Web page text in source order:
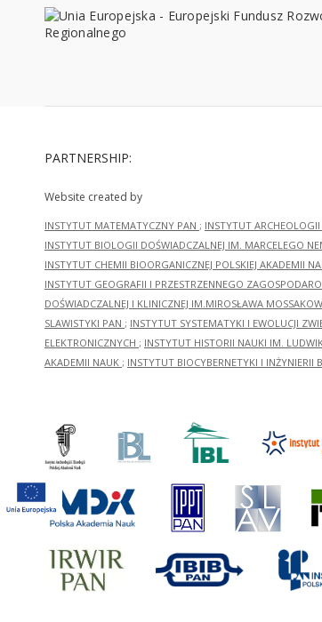
PARTNERSHIP:
Website created by
INSTYTUT MATEMATYCZNY PAN ; INSTYTUT
INSTYTUT BIOLOGII DOŚWIADCZALNEJ IM. MARCELEGO
INSTYTUT CHEMII BIOORGANICZNEJ POLSKIEJ AKADEMII
INSTYTUT GEOGRAFII I PRZESTRZENNEGO
DOŚWIADCZALNEJ I KLINICZNEJ IM.MIROSŁAWA
SLAWISTYKI PAN ; INSTYTUT SYSTEMATYKI I EWOLUCJI
ELEKTRONICZNYCH ; INSTYTUT HISTORII NAUKI IM.
AKADEMII NAUK ; INSTYTUT BIOCYBERNETYKI I INŻYNIERII